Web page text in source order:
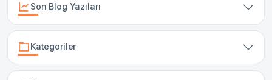
Son Blog Yazıları
Kategoriler